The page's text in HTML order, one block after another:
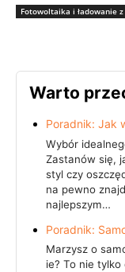
Fotowoltaika i ładowanie
Warto
Poradnik: Jak
Wybór
Zastanów się,
styl czy
na pewno
najlepszym…
Poradnik:
Marzysz o
ie? To nie